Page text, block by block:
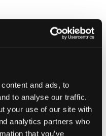
and ads, to
to analyse our traffic.
your use of our site with
analytics partners who
that you’ve
Te groot